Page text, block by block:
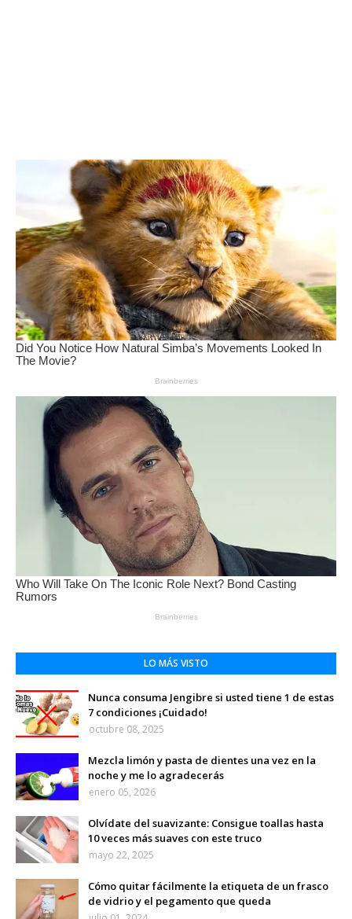
LO MÁS VISTO
Nunca consuma Jengibre si usted tiene 1 de estas
7 condiciones ¡Cuidado!
octubre 08, 2025
Mezcla limón y pasta de dientes una vez en la
noche y me lo agradecerás
enero 05, 2026
Olvídate del suavizante: Consigue toallas hasta
10 veces más suaves con este truco
mayo 22, 2025
Cómo quitar fácilmente la etiqueta de un frasco
de vidrio y el pegamento que queda